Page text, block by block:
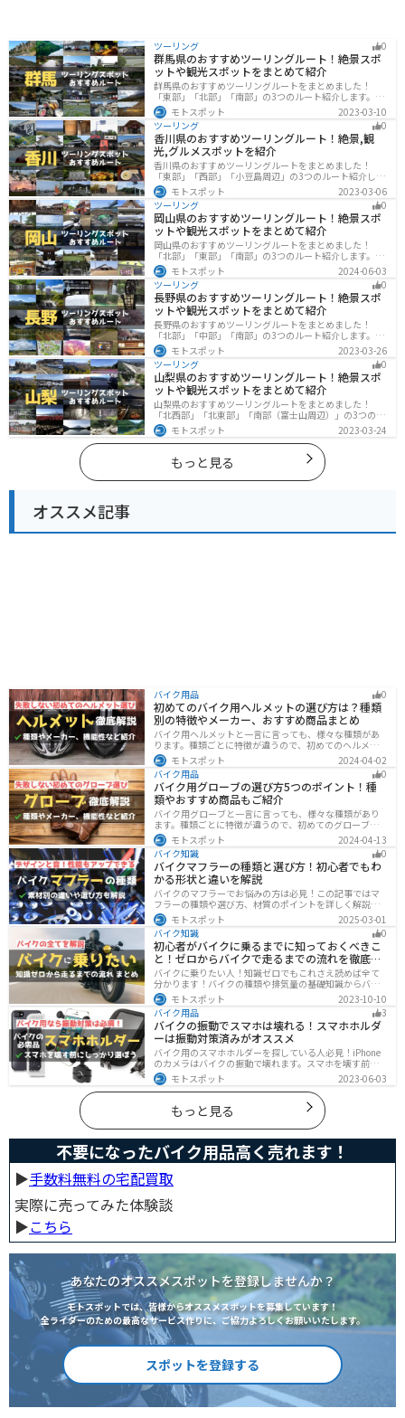
ツーリング 0
群馬県のおすすめツーリングルート！絶景スポ
ットや観光スポットをまとめて紹介
群馬県のおすすめツーリングルートをまとめました！
「東部」「北部」「南部」の3つのルート紹介します。草
津温泉や伊香保温泉など全国でも有名な温泉や豊かな自
然を満喫するツーリングができます。バイクで群馬県に
ツーリングに行く際は参考にしてください。
モトスポット
2023-03-10
ツーリング
0
香川県のおすすめツーリングルート！絶景,観
光,グルメスポットを紹介
香川県のおすすめツーリングルートをまとめました！
「東部」「西部」「小豆島周辺」の3つのルート紹介しま
す。自然豊かな山から海、絶品グルメを満喫するツーリ
ングができます。バイクで香川県にツーリングに行く際
は参考にしてください。
モトスポット
2023-03-06
ツーリング
0
岡山県のおすすめツーリングルート！絶景スポ
ットや観光スポットをまとめて紹介
岡山県のおすすめツーリングルートをまとめました！
「北部」「東部」「南部」の3つのルート紹介します。岡
山市や倉敷市など、歴史ある街並みも魅力的で、バイク
ツーリングに最適なスポットが多数あります。バイクで
岡山県にツーリングに行く際は参考にしてください。
モトスポット
2024-06-03
ツーリング
0
長野県のおすすめツーリングルート！絶景スポ
ットや観光スポットをまとめて紹介
長野県のおすすめツーリングルートをまとめました！
「北部」「中部」「南部」の3つのルート紹介します。諏
訪湖やビーナスラインのような全国でも有名なツーリン
グスポットが多数あります。バイクで長野県にツーリン
グに行く際は参考にしてください。
モトスポット
2023-03-26
ツーリング
0
山梨県のおすすめツーリングルート！絶景スポ
ットや観光スポットをまとめて紹介
山梨県のおすすめツーリングルートをまとめました！
「北西部」「北東部」「南部（富士山周辺）」の3つのル
ート紹介します。富士山を中心に自然豊かな景色や食事
を楽しめるスポットが多数あります。バイクで山梨県に
ツーリングに行く際は参考にしてください。
モトスポット 2023-03-24
もっと見る
オススメ記事
バイク用品 0
初めてのバイク用ヘルメットの選び方は？種類
別の特徴やメーカー、おすすめ商品まとめ
バイク用ヘルメットと一言に言っても、様々な種類があ
ります。種類ごとに特徴が違うので、初めてのヘルメッ
ト選びで失敗しないように、しっかりと理解して選ぶよ
うにしましょう。この記事では、特徴やメリットデメリ
ット、有名メーカーなど初心者が知っておくべきことを
まとめました。
モトスポット
2024-04-02
バイク用品
0
バイク用グローブの選び方5つのポイント！種
類やおすすめ商品もご紹介
バイク用グローブと一言に言っても、様々な種類があり
ます。種類ごとに特徴が違うので、初めてのグローブ選
びで失敗しないように、しっかりと理解して選ぶように
しましょう。この記事では、特徴やメリットデメリッ
ト、有名メーカーなど初心者が知っておくべきことをま
とめました。
モトスポット
2024-04-13
バイク知識
0
バイクマフラーの種類と選び方！初心者でもわ
かる形状と違いを解説
バイクのマフラーでお悩みの方は必見！この記事ではマ
フラーの種類や選び方、材質のポイントを詳しく解説し
ています。実は初めてのカスタマイズには、先端だけ変
えられるスリップオンマフラーがおすすめです。記事を
読めば、理想のサウンドと走りを手に入れられます。
モトスポット
2025-03-01
バイク知識
0
初心者がバイクに乗るまでに知っておくべきこ
と！ゼロからバイクで走るまでの流れを徹底解
説
バイクに乗りたい人！知識ゼロでもこれさえ読めば全て
分かります！バイクの種類や排気量の基礎知識からバイ
クの選び方、免許の取り方、購入、納車、その後のバイ
クライフまで全てサポートします！
モトスポット
2023-10-10
バイク用品
3
バイクの振動でスマホは壊れる！スマホホルダ
ーは振動対策済みがオススメ
バイク用のスマホホルダーを探している人必見！iPhone
のカメラはバイクの振動で壊れます。スマホを壊す前
に、振動対策がされたスマホホルダーを使うようにしま
しょう。カメラを壊さないための4つの方法とオススメの
スマホホルダーを紹介します。
モトスポット 2023-06-03
もっと見る
不要になったバイク用品高く売れます！
▶︎手数料無料の宅配買取
実際に売ってみた体験談
▶︎こちら
あなたのオススメスポットを登録しませんか？
モトスポットでは、皆様からオススメスポットを募集しています！
全ライダーのための最高なサービス作りに、ご協力よろしくお願いいたします。
スポットを登録する